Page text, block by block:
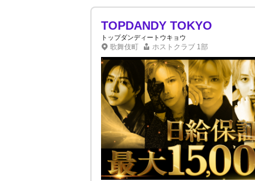
TOPDANDY TOKYO
トップダンディートウキョウ
歌舞伎町 ホストクラブ 1部